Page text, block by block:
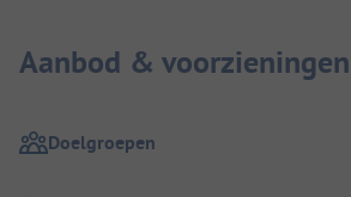
Aanbod & voorzieningen
Doelgroepen